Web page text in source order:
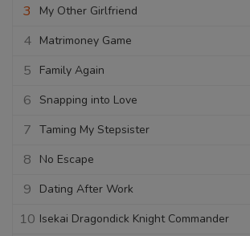
3 My Other Girlfriend
4 Matrimoney Game
5 Family Again
6 Snapping into Love
7 Taming My Stepsister
8 No Escape
9 Dating After Work
10 Isekai Dragondick Knight Commander